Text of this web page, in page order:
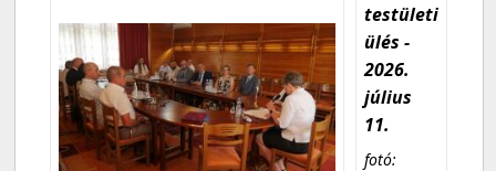
testületi
ülés -
2026.
július
11.
fotó: